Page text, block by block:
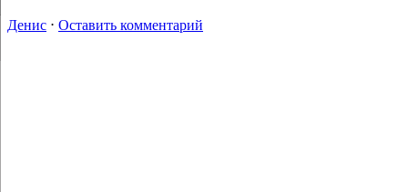
Денис ⋅ Оставить комментарий